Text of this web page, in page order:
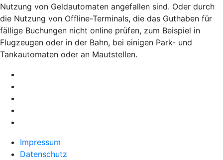
Nutzung von Geldautomaten angefallen sind. Oder durch
die Nutzung von Offline-Terminals, die das Guthaben für
fällige Buchungen nicht online prüfen, zum Beispiel in
Flugzeugen oder in der Bahn, bei einigen Park- und
Tankautomaten oder an Mautstellen.
Impressum
Datenschutz